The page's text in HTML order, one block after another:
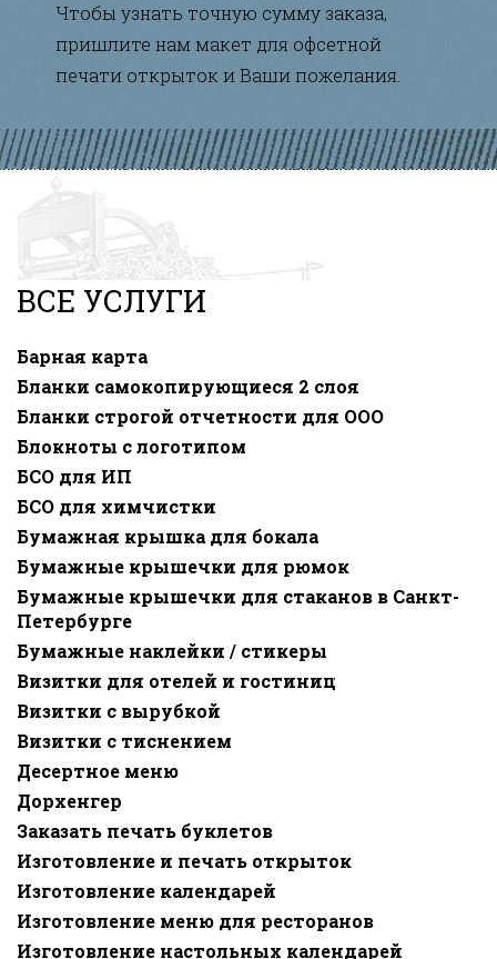
Чтобы узнать точную сумму заказа,
пришлите нам макет для офсетной
печати открыток и Ваши пожелания.
ВСЕ УСЛУГИ
Барная карта
Бланки самокопирующиеся 2 слоя
Бланки строгой отчетности для ООО
Блокноты с логотипом
БСО для ИП
БСО для химчистки
Бумажная крышка для бокала
Бумажные крышечки для рюмок
Бумажные крышечки для стаканов в Санкт-
Петербурге
Бумажные наклейки / стикеры
Визитки для отелей и гостиниц
Визитки с вырубкой
Визитки с тиснением
Десертное меню
Дорхенгер
Заказать печать буклетов
Изготовление и печать открыток
Изготовление календарей
Изготовление меню для ресторанов
Изготовление настольных календарей